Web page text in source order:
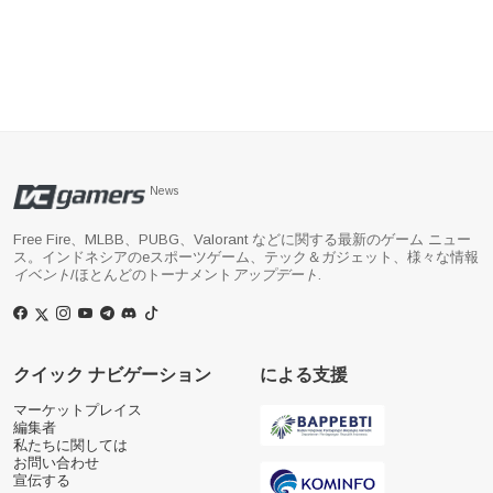
News
Free Fire、MLBB、PUBG、Valorant などに関する最新のゲーム ニュー
ス。インドネシアのeスポーツゲーム、テック＆ガジェット、様々な情報
イベント/ほとんどのトーナメント アップデート
クイック ナビゲーション
マーケットプレイス
編集者
私たちに関しては
お問い合わせ
宣伝する
による支援